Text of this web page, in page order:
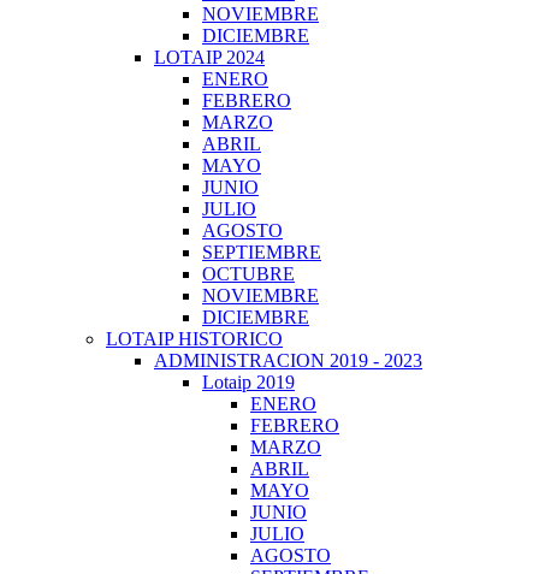
NOVIEMBRE
DICIEMBRE
LOTAIP 2024
ENERO
FEBRERO
MARZO
ABRIL
MAYO
JUNIO
JULIO
AGOSTO
SEPTIEMBRE
OCTUBRE
NOVIEMBRE
DICIEMBRE
LOTAIP HISTORICO
ADMINISTRACION 2019 - 2023
Lotaip 2019
ENERO
FEBRERO
MARZO
ABRIL
MAYO
JUNIO
JULIO
AGOSTO